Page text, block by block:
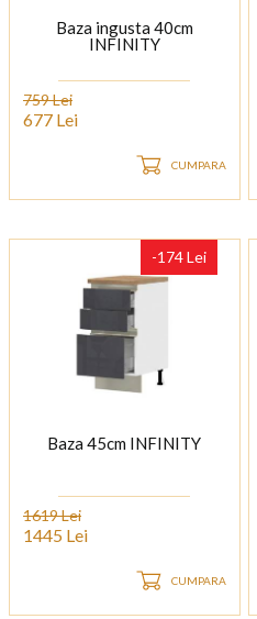
Baza ingusta 40cm
INFINITY
759 Lei
677 Lei
CUMPARA
-174 Lei
Baza 45cm INFINITY
1619 Lei
1445 Lei
CUMPARA